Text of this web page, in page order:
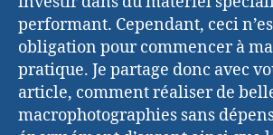
performant. Cependant, ceci
obligation pour commencer à
pratique. Je partage donc avec
article, comment réaliser de
macrophotographies sans